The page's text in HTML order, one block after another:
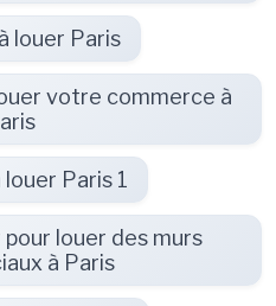
louer Paris
votre commerce à
Paris 1
pour louer des murs
à Paris